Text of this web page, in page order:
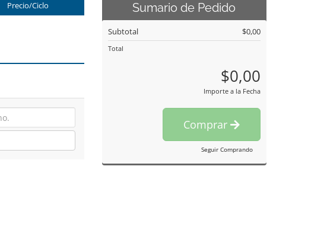
Precio/Ciclo Sumario de Pedido
Subtotal $0,00
Total
$0,00
Importe a la Fecha
Comprar
Seguir Comprando